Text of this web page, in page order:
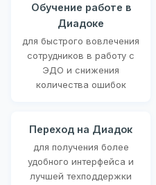
Обучение работе в
Диадоке
для быстрого вовлечения
сотрудников в работу с
ЭДО и снижения
количества ошибок
Переход на Диадок
для получения более
удобного интерфейса и
лучшей техподдержки